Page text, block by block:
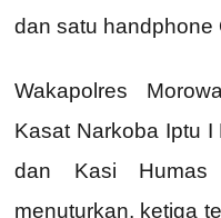
dan satu handphone
Wakapolres
Kasat Narkoba Iptu I
dan Kasi
menuturkan, ketiga